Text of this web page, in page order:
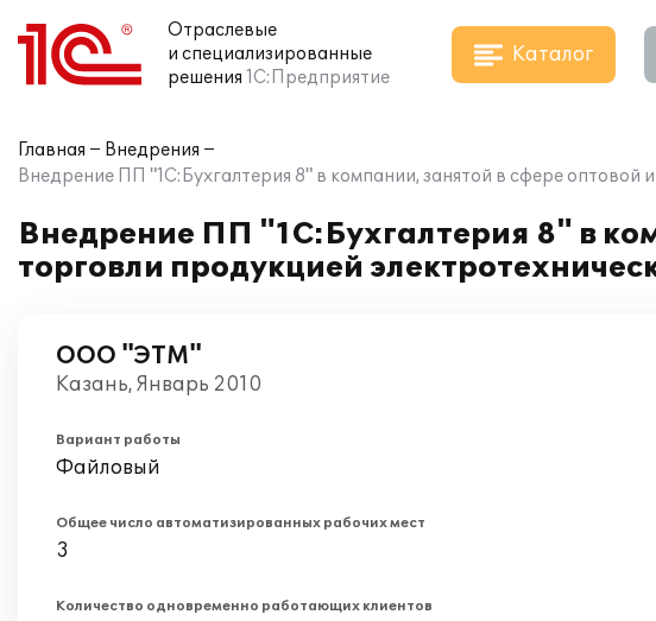
Отраслевые
и специализированные
решения 1С:Предприятие
Каталог
Главная
Внедрения
Внедрение ПП "1С:Бухгалтерия 8" в компании, занятой в сфере оптовой
Внедрение ПП "1С:Бухгалтерия 8" в
торговли продукцией
ООО "ЭТМ"
Казань, Январь 2010
Вариант работы
Файловый
Общее число автоматизированных рабочих мест
3
Количество одновременно работающих клиентов